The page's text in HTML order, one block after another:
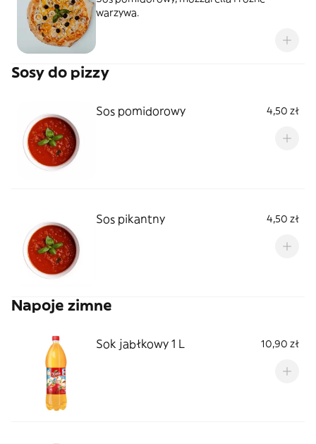
warzywa.
Sosy do pizzy
Sos pomidorowy 4,50 zł
Sos pikantny 4,50 zł
Napoje zimne
Sok jabłkowy 1 L 10,90 zł